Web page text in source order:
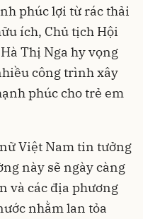
phúc lợi từ rác thải
ích, Chủ tịch Hội
Thị Nga hy vọng
công trình xây
phúc cho trẻ em
Việt Nam tin tưởng
này sẽ ngày càng
và các địa phương
nhằm lan tỏa